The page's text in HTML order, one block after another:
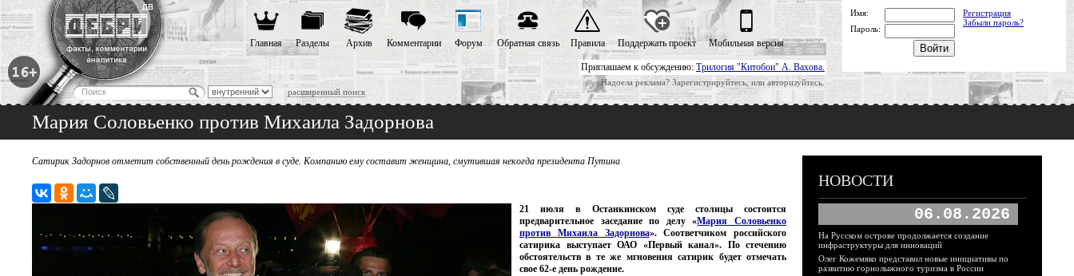
Приглашаем к обсуждению: Трилогия "Китобои" А. Вахова.
Надоела реклама? Зарегистрируйтесь, или авторизуйтесь.
расширенный поиск
Главная Разделы Архив Комментарии Форум Обратная связь Правила Поддержать проект Мобильная версия
Имя:
Регистрация
Забыли пароль?
Пароль:
Мария Соловьенко против Михаила Задорнова
Сатирик Задорнов отметит собственный день рождения в суде. Компанию ему составит женщина, смутившая некогда президента Путина
21 июля в Останкинском суде столицы состоится
предварительное заседание по делу «Мария Соловьенко
против Михаила Задорнова». Соответчиком российского
сатирика выступает ОАО «Первый канал». По стечению
обстоятельств в те же мгновения сатирик будет отмечать
свое 62-е день рождение.
НОВОСТИ
06.08.2026
На Русском острове продолжается создание
инфраструктуры для инноваций
Олег Кожемяко представил новые инициативы по
развитию горнолыжного туризма в России